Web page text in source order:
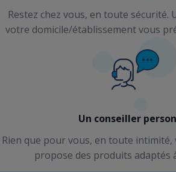
Restez chez vous, en toute sécurité.
votre domicile/établissement vous
Un conseiller
Rien que pour vous, en toute
propose des produits adaptés